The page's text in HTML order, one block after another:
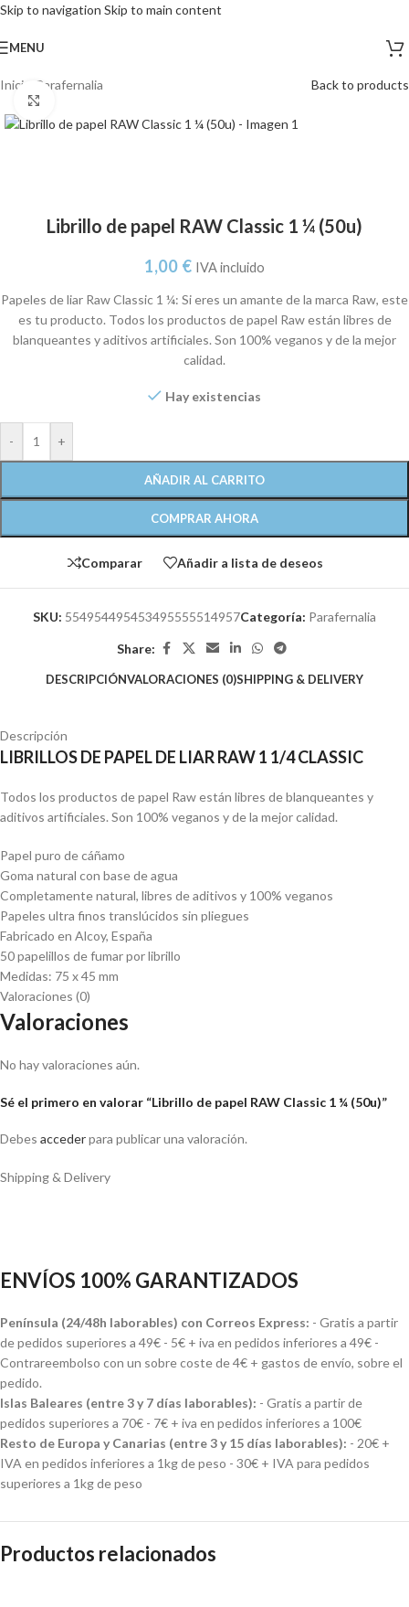
Skip to navigation Skip to main content
MENU
Inicio Parafernalia Back to products
Librillo de papel RAW Classic 1 ¼ (50u)
1,00 € IVA incluido
Papeles de liar Raw Classic 1 ¼: Si eres un amante de la marca Raw, este
es tu producto. Todos los productos de papel Raw están libres de
blanqueantes y aditivos artificiales. Son 100% veganos y de la mejor
calidad.
Hay existencias
- +
AÑADIR AL CARRITO
COMPRAR AHORA
Comparar Añadir a lista de deseos
SKU: 554954495453495555514957Categoría: Parafernalia
Share:
DESCRIPCIÓNVALORACIONES (0)SHIPPING & DELIVERY
Descripción
LIBRILLOS DE PAPEL DE LIAR RAW 1 1/4 CLASSIC
Todos los productos de papel Raw están libres de blanqueantes y
aditivos artificiales. Son 100% veganos y de la mejor calidad.
Papel puro de cáñamo
Goma natural con base de agua
Completamente natural, libres de aditivos y 100% veganos
Papeles ultra finos translúcidos sin pliegues
Fabricado en Alcoy, España
50 papelillos de fumar por librillo
Medidas: 75 x 45 mm
Valoraciones (0)
Valoraciones
No hay valoraciones aún.
Sé el primero en valorar “Librillo de papel RAW Classic 1 ¼ (50u)”
Debes accederpara publicar una valoración.
Shipping & Delivery
ENVÍOS 100% GARANTIZADOS
Península (24/48h laborables) con Correos Express: - Gratis a partir
de pedidos superiores a 49€ - 5€ + iva en pedidos inferiores a 49€ -
Contrareembolso con un sobre coste de 4€ + gastos de envío, sobre el
pedido.
Islas Baleares (entre 3 y 7 días laborables): - Gratis a partir de
pedidos superiores a 70€ - 7€ + iva en pedidos inferiores a 100€
Resto de Europa y Canarias (entre 3 y 15 días laborables): - 20€ +
IVA en pedidos inferiores a 1kg de peso - 30€ + IVA para pedidos
superiores a 1kg de peso
Productos relacionados